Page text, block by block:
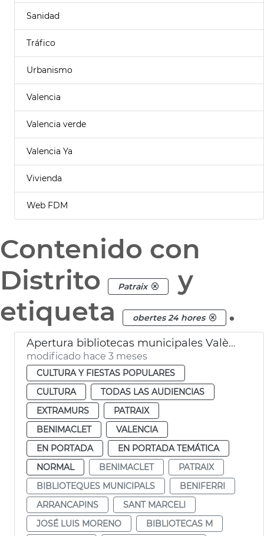
Sanidad
Tráfico
Urbanismo
Valencia
Valencia verde
Valencia Ya
Vivienda
Web FDM
Contenido con
Distrito
Patraix
y
etiqueta
obertes 24 hores .
Apertura bibliotecas municipales València 24 horas por exámenes
modificado hace 3 meses
CULTURA Y FIESTAS POPULARES
CULTURA
TODAS LAS AUDIENCIAS
EXTRAMURS
PATRAIX
BENIMACLET
VALENCIA
EN PORTADA
EN PORTADA TEMÁTICA
NORMAL
BENIMACLET
PATRAIX
BIBLIOTEQUES MUNICIPALS
BENIFERRI
ARRANCAPINS
SANT MARCELI
JOSÉ LUIS MORENO
BIBLIOTECAS M